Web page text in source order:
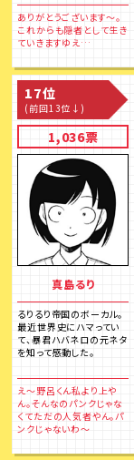
ありがとうございます〜。
これからも隠者として生き
ていきますゆえ…
17位
(前回13位↓)
1,036票
真島るり
るりるり帝国のボーカル。
最近世界史にハマってい
て、暴君ハバネロの元ネタ
を知って感動した。
え～野呂くん私より上や
ん。そんなのパンクじゃな
くてただの人気者やん。パ
ンクじゃないわ～